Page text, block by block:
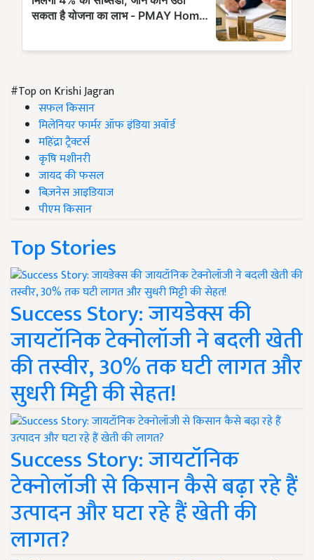
#Top on Krishi Jagran
सफल किसान
मिलेनियर फार्मर ऑफ इंडिया अवॉर्ड
महिंद्रा ट्रैक्टर्स
कृषि मशीनरी
जायद की फसल
बिज़नेस आइडियाज
पीएम किसान
Top Stories
Success Story: जायडेक्स की
जायटॉनिक टेक्नोलॉजी ने बदली खेती
की तस्वीर, 30% तक घटी लागत और
सुधरी मिट्टी की सेहत!
Success Story: जायटॉनिक
टेक्नोलॉजी से किसान कैसे बढ़ा रहे हैं
उत्पादन और घटा रहे हैं खेती की
लागत?